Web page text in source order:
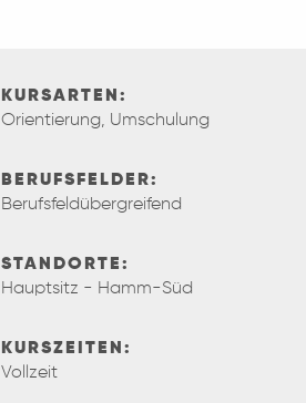
KURSARTEN:
Orientierung, Umschulung
BERUFSFELDER:
Berufsfeldübergreifend
STANDORTE:
Hauptsitz - Hamm-Süd
KURSZEITEN:
Vollzeit